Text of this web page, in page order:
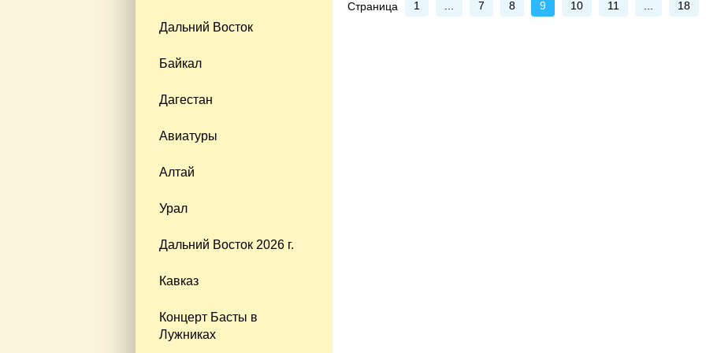
Дальний Восток
Байкал
Дагестан
Авиатуры
Алтай
Урал
Дальний Восток 2026 г.
Кавказ
Концерт Басты в
Лужниках
Страница 1 7 8 9 10 11 18